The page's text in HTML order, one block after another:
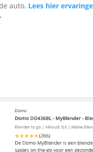
auto. Lees hier